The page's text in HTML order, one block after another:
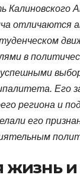
Калиновского
отличаются
в
Его
региона и
его
жизнь и